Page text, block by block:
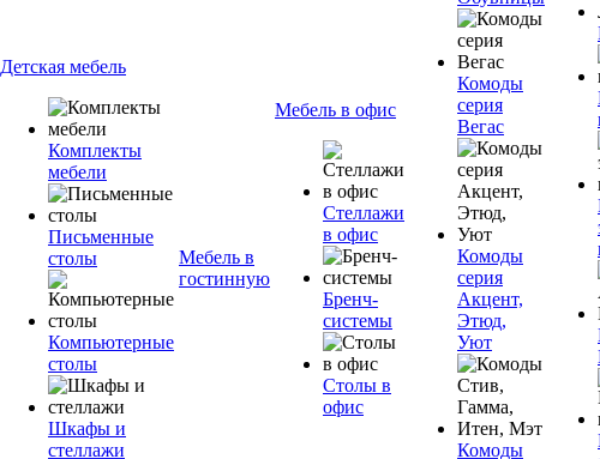
Детская мебель
Комплекты
мебели
Письменные
столы
Компьютерные
столы
Шкафы и
стеллажи
Мебель в
гостинную
Мебель в офис
Стеллажи
в офис
Бренч-
системы
Столы в
офис
Комоды
серия
Вегас
Комоды
серия
Акцент,
Этюд,
Уют
Комоды